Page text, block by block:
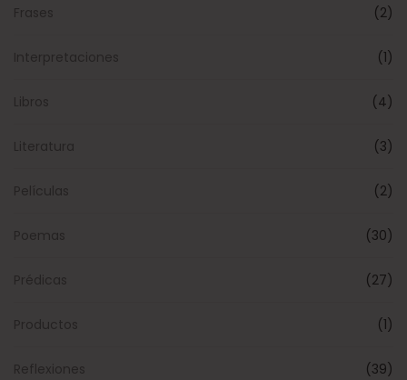
Frases (2)
Interpretaciones (1)
Libros (4)
Literatura (3)
Películas (2)
Poemas (30)
Prédicas (27)
Productos (1)
Reflexiones (39)